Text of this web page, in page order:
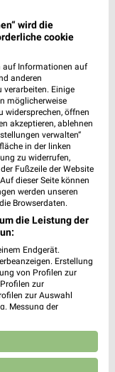
1 km
ab 17.08.
17.08.
16,4 km
10.08.
wird die
cookie
auf Informationen auf
anderen
verarbeiten. Einige
möglicherweise
widersprechen, öffnen
akzeptieren, ablehnen
verwalten“
in der linken
zu widerrufen,
Fußzeile der Website
dieser Seite können
werden unseren
Browserdaten.
die Leistung der
Endgerät.
Erstellung
von Profilen zur
zur
zur Auswahl
Messung der
Entwicklung und
Daten zur Auswahl
und in die